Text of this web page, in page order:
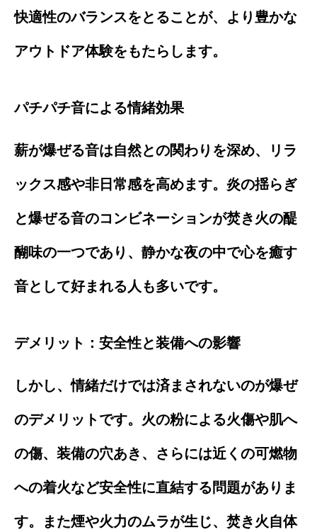
快適性のバランスをとることが、より豊かな
アウトドア体験をもたらします。
パチパチ音による情緒効果
薪が爆ぜる音は自然との関わりを深め、リラ
ックス感や非日常感を高めます。炎の揺らぎ
と爆ぜる音のコンビネーションが焚き火の醍
醐味の一つであり、静かな夜の中で心を癒す
音として好まれる人も多いです。
デメリット：安全性と装備への影響
しかし、情緒だけでは済まされないのが爆ぜ
のデメリットです。火の粉による火傷や肌へ
の傷、装備の穴あき、さらには近くの可燃物
への着火など安全性に直結する問題がありま
す。また煙や火力のムラが生じ、焚き火自体